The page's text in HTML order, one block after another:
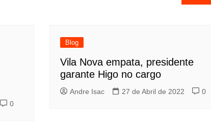
0
Blog
Vila Nova empata, presidente
garante Higo no cargo
Andre Isac 27 de Abril de 2022 0